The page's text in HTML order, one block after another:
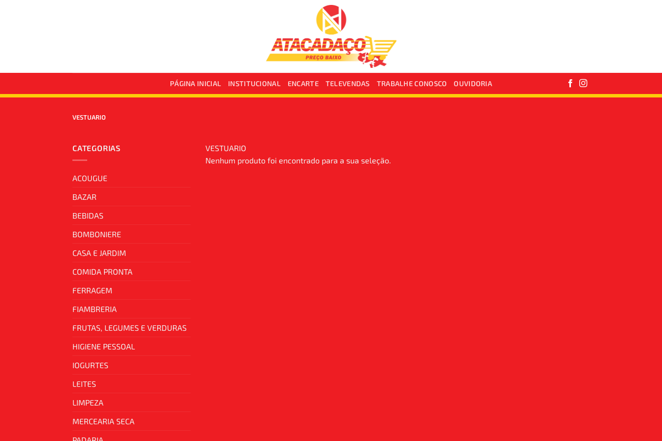
PÁGINA INICIAL INSTITUCIONAL ENCARTE TELEVENDAS TRABALHE CONOSCO OUVIDORIA
VESTUARIO
CATEGORIAS
ACOUGUE
BAZAR
BEBIDAS
BOMBONIERE
CASA E JARDIM
COMIDA PRONTA
FERRAGEM
FIAMBRERIA
FRUTAS, LEGUMES E VERDURAS
HIGIENE PESSOAL
IOGURTES
LEITES
LIMPEZA
MERCEARIA SECA
VESTUARIO
Nenhum produto foi encontrado para a sua seleção.